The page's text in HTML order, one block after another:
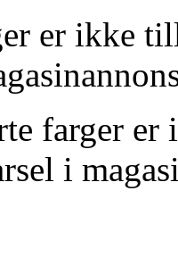
er ikke
farger er
i